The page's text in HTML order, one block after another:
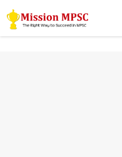
Skip
to